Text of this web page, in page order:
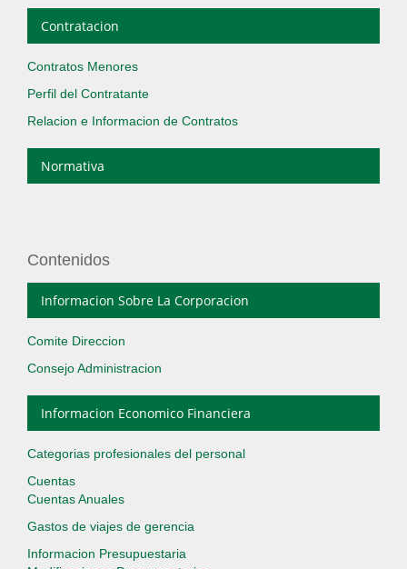
Contratacion
Contratos Menores
Perfil del Contratante
Relacion e Informacion de Contratos
Normativa
Contenidos
Informacion Sobre La Corporacion
Comite Direccion
Consejo Administracion
Informacion Economico Financiera
Categorias profesionales del personal
Cuentas
Cuentas Anuales
Gastos de viajes de gerencia
Informacion Presupuestaria